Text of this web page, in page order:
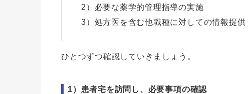
2）必要な薬学的管理指導の実施
3）処方医を含む他職種に対しての情報提供
ひとつずつ確認していきましょう。
1）患者宅を訪問し、必要事項の確認